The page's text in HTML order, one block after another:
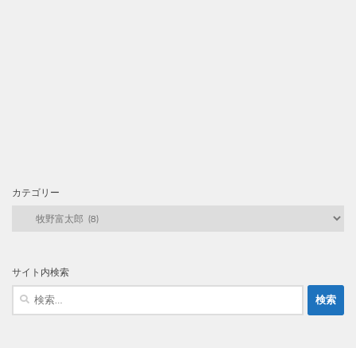
カテゴリー
ー
サイト内検索